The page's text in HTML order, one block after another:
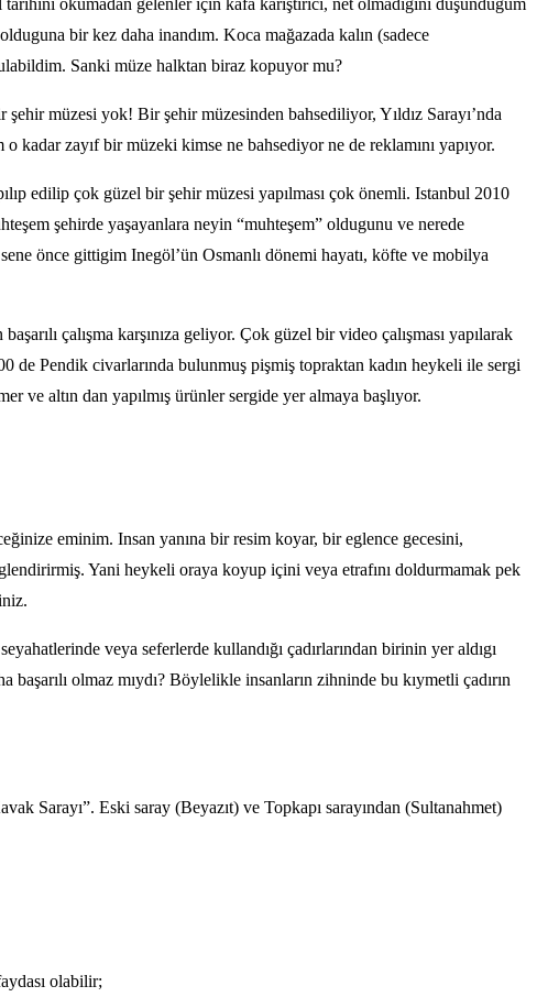
bir kez daha inandım. Koca mağazada kalın (sadece
Sanki müze halktan biraz kopuyor mu?
müzesi yok! Bir şehir müzesinden bahsediliyor, Yıldız Sarayı’nda
kadar zayıf bir müzeki kimse ne bahsediyor ne de reklamını yapıyor.
edilip çok güzel bir şehir müzesi yapılması çok önemli. Istanbul 2010
şehirde yaşayanlara neyin “muhteşem” oldugunu ve nerede
önce gittigim Inegöl’ün Osmanlı dönemi hayatı, köfte ve mobilya
çalışma karşınıza geliyor. Çok güzel bir video çalışması yapılarak
de Pendik civarlarında bulunmuş pişmiş topraktan kadın heykeli ile sergi
ve altın dan yapılmış ürünler sergide yer almaya başlıyor.
eminim. Insan yanına bir resim koyar, bir eglence gecesini,
Yani heykeli oraya koyup içini veya etrafını doldurmamak pek
veya seferlerde kullandığı çadırlarından birinin yer aldıgı
olmaz mıydı? Böylelikle insanların zihninde bu kıymetli çadırın
Sarayı”. Eski saray (Beyazıt) ve Topkapı sarayından (Sultanahmet)
olabilir;